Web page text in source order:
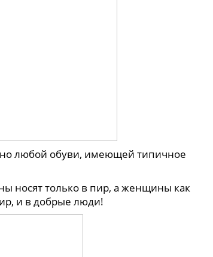
любой обуви, имеющей типичное
носят только в пир, а женщины как
и в добрые люди!